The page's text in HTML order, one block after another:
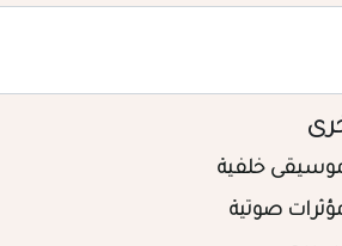
خلفية
صوتية